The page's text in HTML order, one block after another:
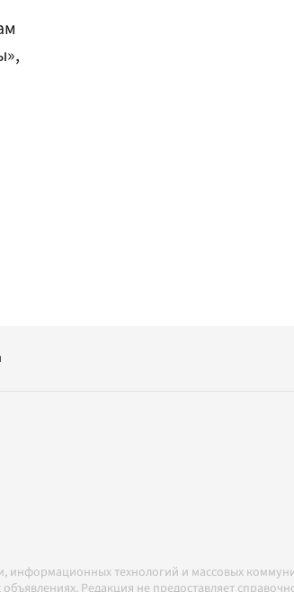
информационных технологий и массовых
Редакция не предоставляет